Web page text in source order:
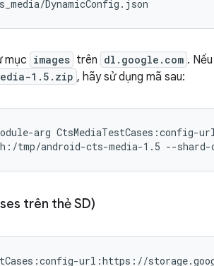
DynamicConfig.json
mục images trên dl.google.com .
1.5.zip , hãy sử dụng mã sau:
arg
tmp/android-cts-media-1.5 --shard-
trên thẻ SD)
url:https://